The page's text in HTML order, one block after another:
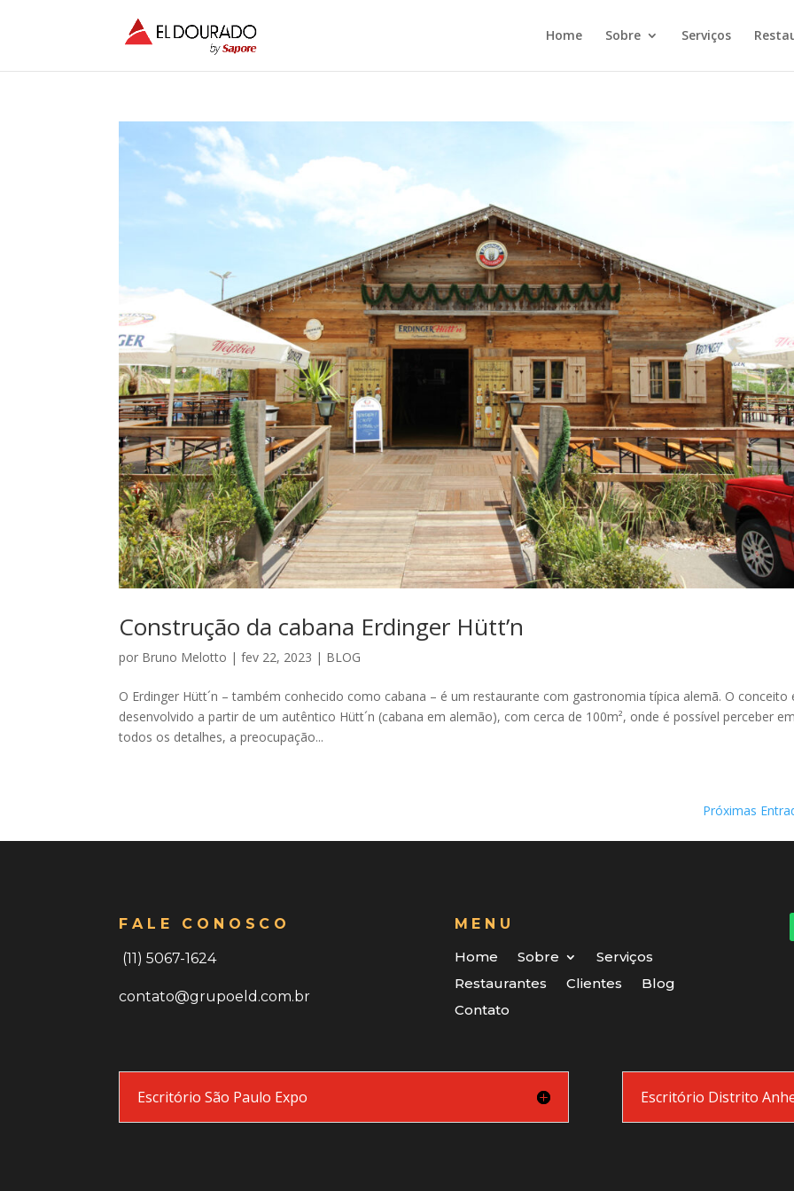
Home Sobre Serviços
Construção da cabana Erdinger Hütt’n
por Bruno Melotto |fev 22, 2023 | BLOG
O Erdinger Hütt´n – também conhecido como cabana – é um restaurante com gastronomia típica alemã. O conceito
desenvolvido a partir de um autêntico Hütt´n (cabana em alemão), com cerca de 100m², onde é possível perceber
todos os detalhes, a preocupação...
Próximas
FALE CONOSCO
(11) 5067-1624
contato@grupoeld.com.br
MENU
Home
Sobre
Serviços
Restaurantes
Clientes
Blog
Contato
Escritório São Paulo Expo Escritório Distrito